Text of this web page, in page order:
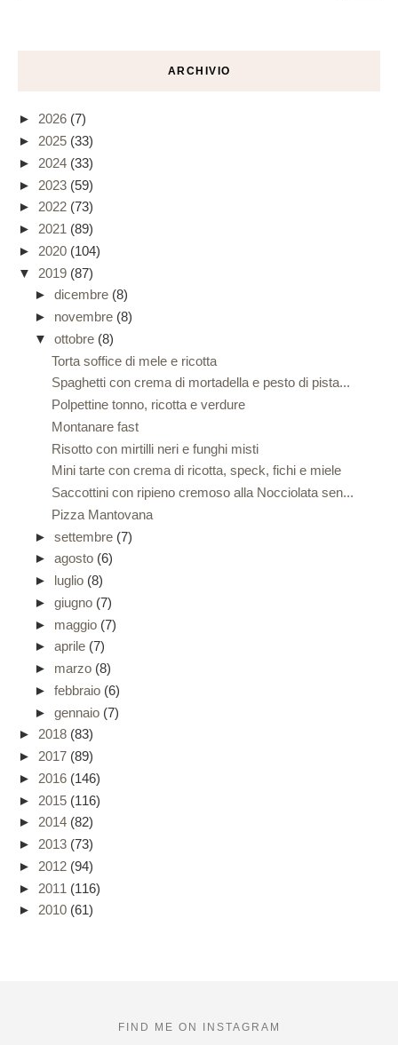
ARCHIVIO
► 2026 (7)
► 2025 (33)
► 2024 (33)
► 2023 (59)
► 2022 (73)
► 2021 (89)
► 2020 (104)
▼ 2019 (87)
► dicembre (8)
► novembre (8)
▼ ottobre (8)
Torta soffice di mele e ricotta
Spaghetti con crema di mortadella e pesto di pista...
Polpettine tonno, ricotta e verdure
Montanare fast
Risotto con mirtilli neri e funghi misti
Mini tarte con crema di ricotta, speck, fichi e miele
Saccottini con ripieno cremoso alla Nocciolata sen...
Pizza Mantovana
► settembre (7)
► agosto (6)
► luglio (8)
► giugno (7)
► maggio (7)
► aprile (7)
► marzo (8)
► febbraio (6)
► gennaio (7)
► 2018 (83)
► 2017 (89)
► 2016 (146)
► 2015 (116)
► 2014 (82)
► 2013 (73)
► 2012 (94)
► 2011 (116)
► 2010 (61)